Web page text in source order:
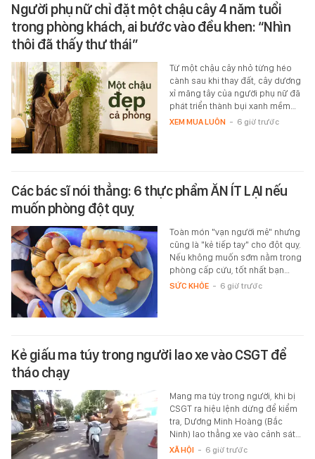
Người phụ nữ chỉ đặt một chậu cây 4 năm tuổi
trong phòng khách, ai bước vào đều khen: “Nhìn
thôi đã thấy thư thái”
Từ một chậu cây nhỏ từng héo
cành sau khi thay đất, cây dương
xỉ măng tây của người phụ nữ đã
phát triển thành bụi xanh mềm…
XEM MUA LUÔN - 6 giờ trước
Các bác sĩ nói thẳng: 6 thực phẩm ĂN ÍT LẠI nếu
muốn phòng đột quỵ
Toàn món "vạn người mê" nhưng
cũng là "kẻ tiếp tay" cho đột quỵ.
Nếu không muốn sớm nằm trong
phòng cấp cứu, tốt nhất bạn…
SỨC KHỎE - 6 giờ trước
Kẻ giấu ma túy trong người lao xe vào CSGT để
tháo chạy
Mang ma túy trong người, khi bị
CSGT ra hiệu lệnh dừng để kiểm
tra, Dương Minh Hoàng (Bắc
Ninh) lao thẳng xe vào cảnh sát…
XÃ HỘI - 6 giờ trước